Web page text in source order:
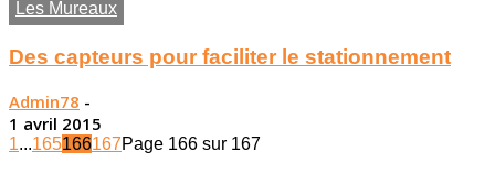
Les Mureaux
Des capteurs pour faciliter le stationnement
Admin78 -
1 avril 2015
1...165166167Page 166 sur 167